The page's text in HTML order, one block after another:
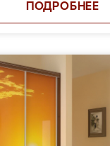
ПОДРОБНЕЕ